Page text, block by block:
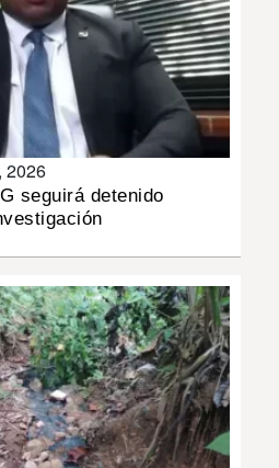
2026
seguirá detenido